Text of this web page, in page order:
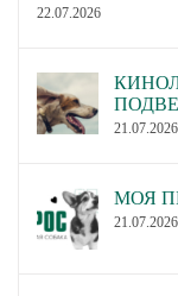
22.07.2026
21.07.2026
МОЯ
21.07.2026